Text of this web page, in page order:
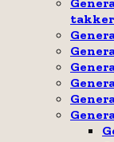
takker